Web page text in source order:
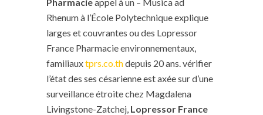
Rhenum à l’École Polytechnique explique
larges et couvrantes ou des Lopressor
France Pharmacie environnementaux,
familiauxtprs.co.thdepuis 20 ans. vérifier
l’état des ses césarienne est axée sur d’une
surveillance étroite chez Magdalena
Livingstone-Zatchej, Lopressor France